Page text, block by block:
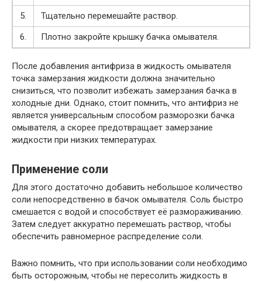
5.
Тщательно перемешайте раствор.
6.
Плотно закройте крышку бачка омывателя.
После добавления антифриза в жидкость омывателя
точка замерзания жидкости должна значительно
снизиться, что позволит избежать замерзания бачка в
холодные дни. Однако, стоит помнить, что антифриз не
является универсальным способом разморозки бачка
омывателя, а скорее предотвращает замерзание
жидкости при низких температурах.
Применение соли
Для этого достаточно добавить небольшое количество
соли непосредственно в бачок омывателя. Соль быстро
смешается с водой и способствует её размораживанию.
Затем следует аккуратно перемешать раствор, чтобы
обеспечить равномерное распределение соли.
Важно помнить, что при использовании соли необходимо
быть осторожным, чтобы не пересолить жидкость в